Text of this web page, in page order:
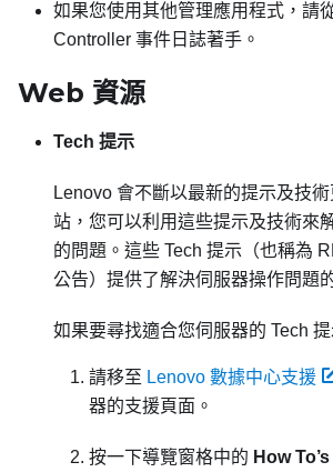
如果您使用其他管理應用程式，請
Controller 事件日誌著手。
Web 資源
Tech 提示
Lenovo 會不斷以最新的提示及技
站，您可以利用這些提示及技術來
的問題。這些 Tech 提示（也稱為
公告）提供了解決伺服器操作問題
如果要尋找適合您伺服器的 Tech 提
請移至 Lenovo 數據中心支援
器的支援頁面。
按一下導覽窗格中的 How